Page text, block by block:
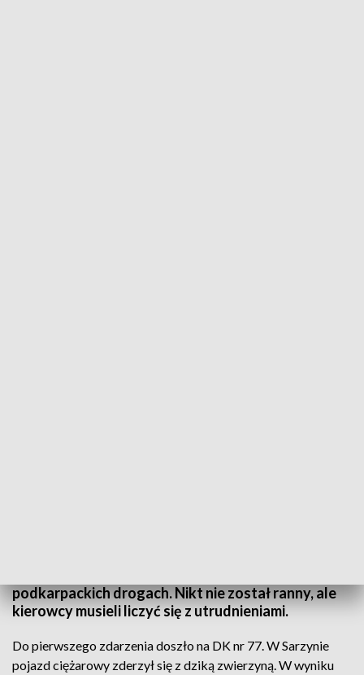
podkarpackich drogach. Nikt nie został ranny, ale
kierowcy musieli liczyć się z utrudnieniami.
Do pierwszego zdarzenia doszło na DK nr 77. W Sarzynie
pojazd ciężarowy zderzył się z dziką zwierzyną. W wyniku